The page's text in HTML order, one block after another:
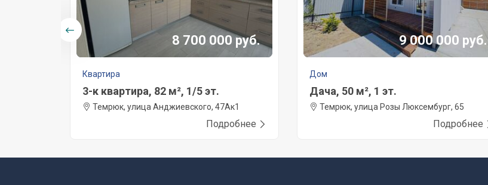
8 700 000 руб.
Квартира
3-к квартира, 82 м², 1/5 эт.
Темрюк, улица Анджиевского, 47Ак1
Подробнее
9 000 000 руб.
Дом
Дача, 50 м², 1 эт.
Темрюк, улица Розы Люксембург, 65
Подробнее